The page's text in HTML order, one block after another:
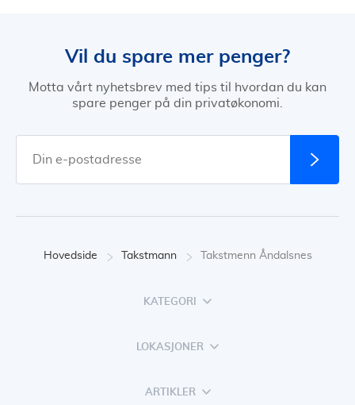
Vil du spare mer penger?
Motta vårt nyhetsbrev med tips til hvordan du kan
spare penger på din privatøkonomi.
Hovedside Takstmann Takstmenn Åndalsnes
KATEGORI
LOKASJONER
ARTIKLER